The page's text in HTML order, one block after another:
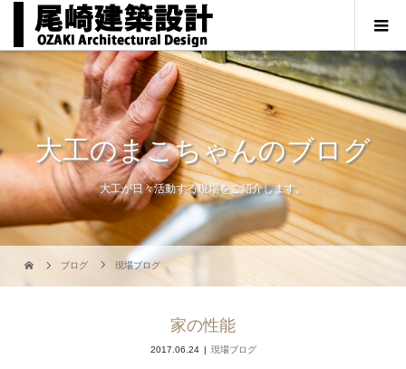
大工のまこちゃんのブログ
大工が日々活動する現場をご紹介します。
ブログ 現場ブログ
家の性能
2017.06.24 現場ブログ